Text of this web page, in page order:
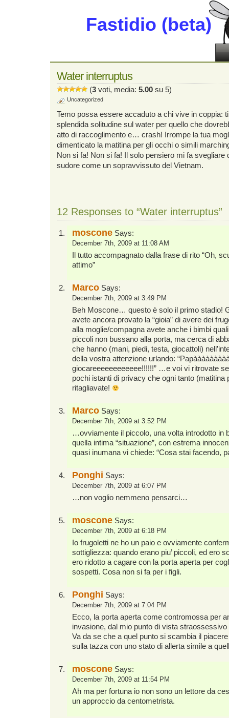
Fastidio (beta)
Water interruptus
(3 voti, media: 5.00 su 5)
Uncategorized
Temo possa essere accaduto a chi vive in coppia:
splendida solitudine sul water per quello che
atto di raccoglimento e… crash! Irrompe la tua
dimenticato la matitina per gli occhi o simili
Non si fa! Non si fa! Il solo pensiero mi fa svegliare
sudore come un sopravvissuto del Vietnam.
12 Responses to “Water interruptus”
moscone Says:
December 7th, 2009 at 11:08 AM
Il tutto accompagnato dalla frase di rito “Oh,
attimo”
Marco Says:
December 7th, 2009 at 3:49 PM
Beh Moscone… questo è solo il primo stadio!
avete ancora provato la “gioia” di avere dei
alla moglie/compagna avete anche i bimbi
piccoli non bussano alla porta, ma cerca di
che hanno (mani, piedi, testa, giocattoli)
della vostra attenzione urlando:
giocareeeeeeeeeeee!!!!!!” …e voi vi ritrovate
pochi istanti di privacy che ogni tanto (matitina
ritagliavate!
Marco Says:
December 7th, 2009 at 3:52 PM
…ovviamente il piccolo, una volta introdotto in
quella intima “situazione”, con estrema
quasi inumana vi chiede: “Cosa stai facendo,
Ponghi Says:
December 7th, 2009 at 6:07 PM
…non voglio nemmeno pensarci…
moscone Says:
December 7th, 2009 at 6:18 PM
Io frugoletti ne ho un paio e ovviamente
sottigliezza: quando erano piu’ piccoli, ed ero
ero ridotto a cagare con la porta aperta per
sospetti. Cosa non si fa per i figli.
Ponghi Says:
December 7th, 2009 at 7:04 PM
Ecco, la porta aperta come contromossa per
invasione, dal mio punto di vista
Va da se che a quel punto si scambia il
sulla tazza con uno stato di allerta simile a
moscone Says:
December 7th, 2009 at 11:54 PM
Ah ma per fortuna io non sono un lettore da
un approccio da centometrista.